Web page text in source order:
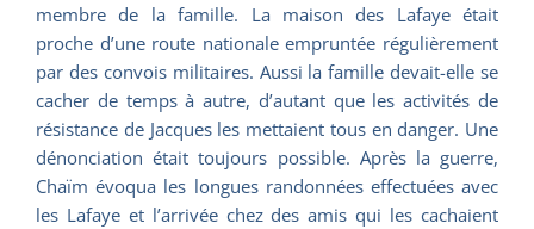
membre de la famille. La maison des Lafaye était
proche d’une route nationale empruntée régulièrement
par des convois militaires. Aussi la famille devait-elle se
cacher de temps à autre, d’autant que les activités de
résistance de Jacques les mettaient tous en danger. Une
dénonciation était toujours possible. Après la guerre,
Chaïm évoqua les longues randonnées effectuées avec
les Lafaye et l’arrivée chez des amis qui les cachaient